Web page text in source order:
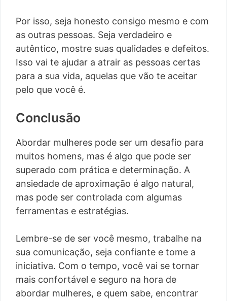
Por isso, seja honesto consigo mesmo e com
as outras pessoas. Seja verdadeiro e
autêntico, mostre suas qualidades e defeitos.
Isso vai te ajudar a atrair as pessoas certas
para a sua vida, aquelas que vão te aceitar
pelo que você é.
Conclusão
Abordar mulheres pode ser um desafio para
muitos homens, mas é algo que pode ser
superado com prática e determinação. A
ansiedade de aproximação é algo natural,
mas pode ser controlada com algumas
ferramentas e estratégias.
Lembre-se de ser você mesmo, trabalhe na
sua comunicação, seja confiante e tome a
iniciativa. Com o tempo, você vai se tornar
mais confortável e seguro na hora de
abordar mulheres, e quem sabe, encontrar